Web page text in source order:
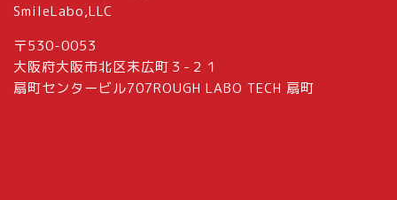
SmileLabo,LLC
〒530-0053
大阪府大阪市北区末広町３-２１
扇町センタービル707ROUGH LABO TECH 扇町